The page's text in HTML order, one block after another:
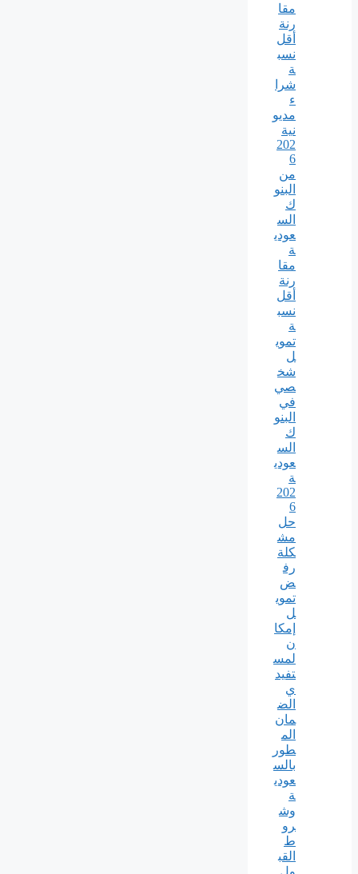
مقا
رنة
أقل
نسب
ة
شرا
ء
مديو
نية
202
6
من
البنو
ك
الس
عودي
ة
مقا
رنة
أقل
نسب
ة
تموي
ل
شخ
صي
في
البنو
ك
الس
عودي
ة
202
6
حل
مش
كلة
رف
ض
تموي
ل
إمكا
ن
لمس
تفيد
ي
الض
مان
الم
طور
بالس
عودي
ة
وش
رو
ط
القب
ول